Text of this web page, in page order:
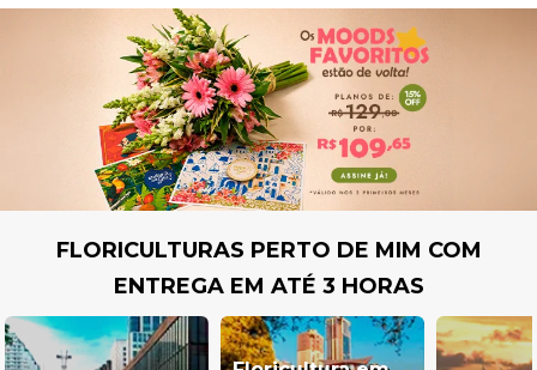
FLORICULTURAS PERTO DE MIM COM
ENTREGA EM ATÉ 3 HORAS